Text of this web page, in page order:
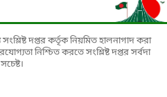
দপ্তর কর্তৃক নিয়মিত হালনাগাদ করা
নিশ্চিত করতে সংশ্লিষ্ট দপ্তর সর্বদা
সচেষ্ট।